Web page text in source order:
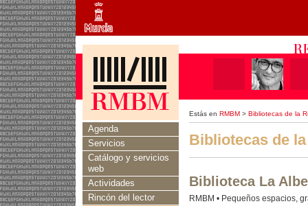
Estás en RMBM > Bibliotecas de la
Agenda
Servicios
Catálogo y servicios
web
Actividades
Rincón del lector
Bibliotecas de
Biblioteca La
RMBM • Pequeños espacios,